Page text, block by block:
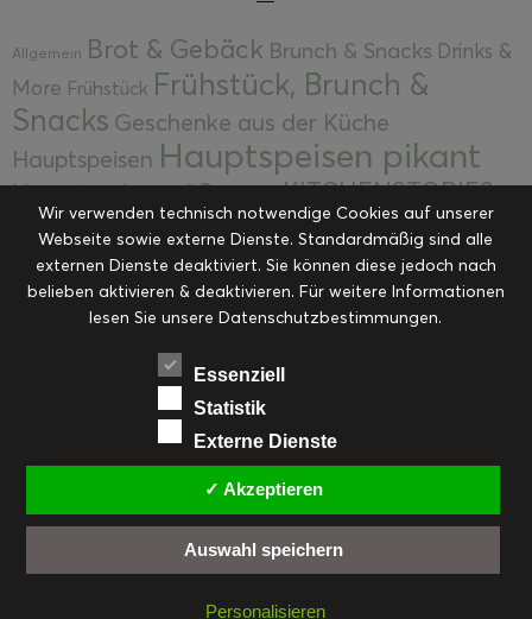
Allgemein Brot & Gebäck Brunch & Snacks Drinks &
More Frühstück Frühstück, Brunch &
Snacks Geschenke aus der Küche
Hauptspeisen Hauptspeisen pikant
Hauptspeisen süßKekseKITCHENSTORIES
Kuchen, Torten & Desserts Kuchen und
Desserts Kulinarik Kulinarische Mitbringsel &
Eingemachtes Ohne Kategorie Ostern Resteküche
RezepteSaisonalSliderStartseite
Suppen, Salate & Vorspeisen
Vorspeisen, Salate & Suppen
Weihnachten Workshops & Events
FACEBOOK PINTEREST
EMAIL
INSTAGRAM
Wir verwenden technisch notwendige Cookies auf unserer
Webseite sowie externe Dienste. Standardmäßig sind alle
externen Dienste deaktiviert. Sie können diese jedoch nach
belieben aktivieren & deaktivieren. Für weitere Informationen
lesen Sie unsere Datenschutzbestimmungen.
Essenziell
Statistik
Externe Dienste
✓ Akzeptieren
Auswahl speichern
Personalisieren